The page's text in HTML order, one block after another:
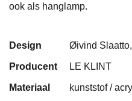
ook als hanglamp.
Design Øivind
Producent LE KLINT
Materiaal kunststof / acryl